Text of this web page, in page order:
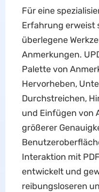
Für eine
Erfahrung erweist
überlegene
Anmerkungen.
Palette von
Hervorheben,
Durchstreichen,
und Einfügen von
größerer
Interaktion mit
entwickelt und
reibungsloseren